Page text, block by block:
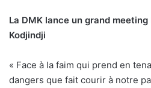
La DMK lance un grand
Kodjindji
« Face à la faim qui prend en
dangers que fait courir à notre